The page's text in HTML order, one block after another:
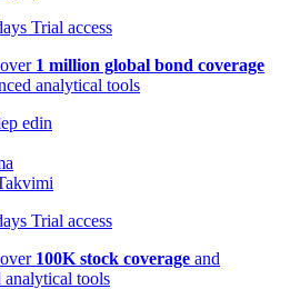
Trial access
1 million global bond coverage
analytical tools
edin
Trial access
100K stock coverage and
analytical tools